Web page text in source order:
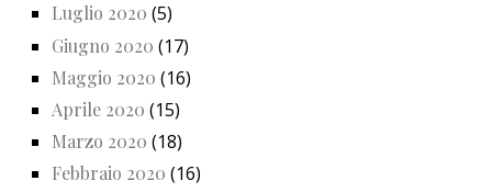
Luglio 2020 (5)
Giugno 2020 (17)
Maggio 2020 (16)
Aprile 2020 (15)
Marzo 2020 (18)
Febbraio 2020 (16)